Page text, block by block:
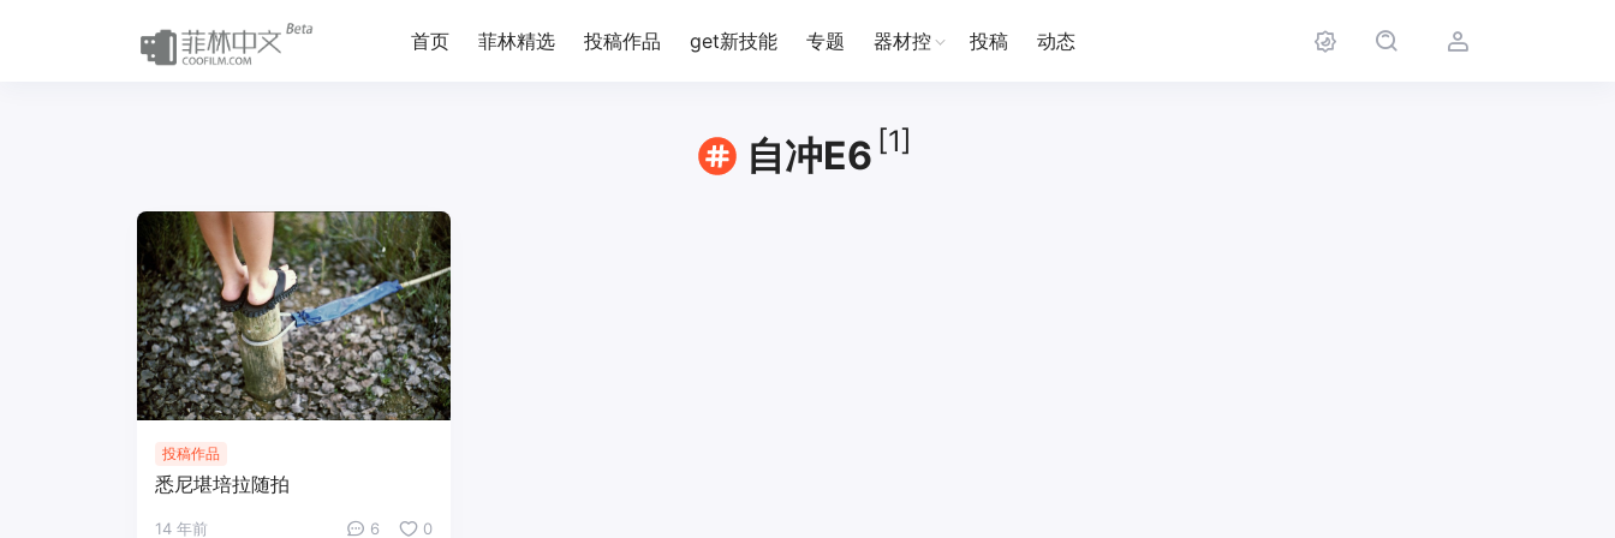
首页 菲林精选 投稿作品 get新技能 专题 器材控 投稿 动态
自冲E6 [1]
投稿作品
悉尼堪培拉随拍
14 年前 6 0